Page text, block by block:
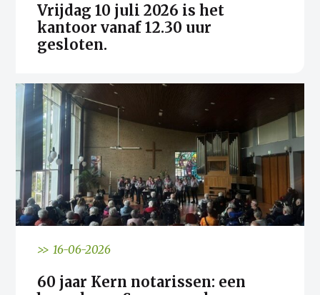
Vrijdag 10 juli 2026 is het
kantoor vanaf 12.30 uur
gesloten.
>> 16-06-2026
60 jaar Kern notarissen: een